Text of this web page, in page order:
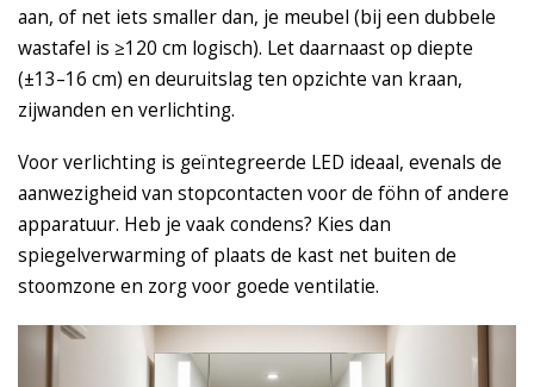
aan, of net iets smaller dan, je meubel (bij een dubbele
wastafel is ≥120 cm logisch). Let daarnaast op diepte
(±13–16 cm) en deuruitslag ten opzichte van kraan,
zijwanden en verlichting.
Voor verlichting is geïntegreerde LED ideaal, evenals de
aanwezigheid van stopcontacten voor de föhn of andere
apparatuur. Heb je vaak condens? Kies dan
spiegelverwarming of plaats de kast net buiten de
stoomzone en zorg voor goede ventilatie.